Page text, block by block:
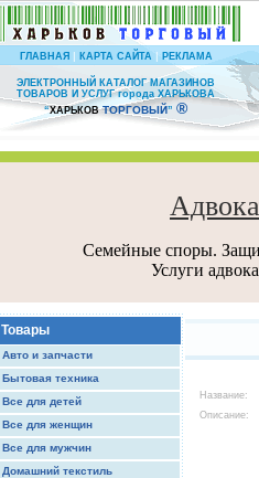
ГЛАВНАЯ| КАРТА САЙТА | РЕКЛАМА
ЭЛЕКТРОННЫЙ КАТАЛОГ МАГАЗИНОВ
ТОВАРОВ И УСЛУГ города ХАРЬКОВА
“ХАРЬКОВ ТОРГОВЫЙ” ®
Семейные споры.
Услуги
Товары
Авто и запчасти
Бытовая техника
Все для детей
Все для женщин
Все для мужчин
Домашний текстиль
Название:
Описание: